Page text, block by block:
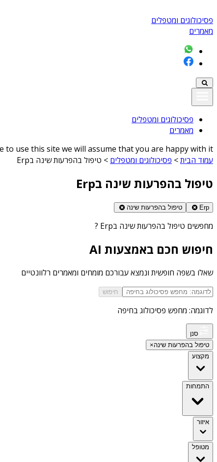
פסיכולוגים ומטפלים
מאמרים
פסיכולוגים ומטפלים
מאמרים
use this site we will assume that you are happy with it
עמוד הבית> פסיכולוגים ומטפלים > טיפול בהפרעות שינה בErp
טיפול בהפרעות שינה בErp
Erp טיפול בהפרעות שינה
מחפשים טיפול בהפרעות שינה בErp ?
חיפוש חכם באמצעות AI
שאלו בשפה חופשית ונמצא עבורכם מומחים ומאמרים רלוונטיים
חיפוש
לדוגמה: מחפש פסיכולוג בחיפה
סנן
טיפול בהפרעות שינה×
מקצוע
התמחות
איזור
מטופל